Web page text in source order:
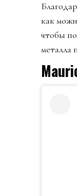
как
чтобы
металла